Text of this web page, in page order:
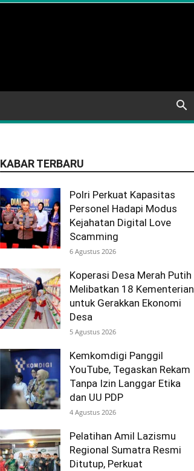
KABAR TERBARU
Polri Perkuat Kapasitas
Personel Hadapi Modus
Kejahatan Digital Love
Scamming
6 Agustus 2026
Koperasi Desa Merah Putih
Melibatkan 18 Kementerian
untuk Gerakkan Ekonomi
Desa
5 Agustus 2026
Kemkomdigi Panggil
YouTube, Tegaskan Rekam
Tanpa Izin Langgar Etika
dan UU PDP
4 Agustus 2026
Pelatihan Amil Lazismu
Regional Sumatra Resmi
Ditutup, Perkuat